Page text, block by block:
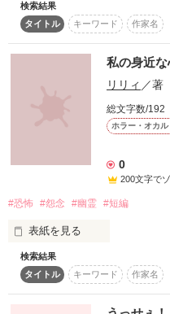
ずっと、キラキラした恋に憧
好きな人と両想いになって
私には無理だと思っていた。
でも――――、
恋は、身近なところにあるの
はじめまして、ようえいと言
これが初めての投稿になり
ぜひ読んでください
検索結果
タイトル
キーワード 作家名
私の身近
リリィ ／著
総文字数/192
ホラー・オカル
0
200文字で
#恐怖 #怨念 #幽霊 #短編
表紙を見る
私霊感のある幼馴染の話を聞
検索結果
タイトル
キーワード 作家名